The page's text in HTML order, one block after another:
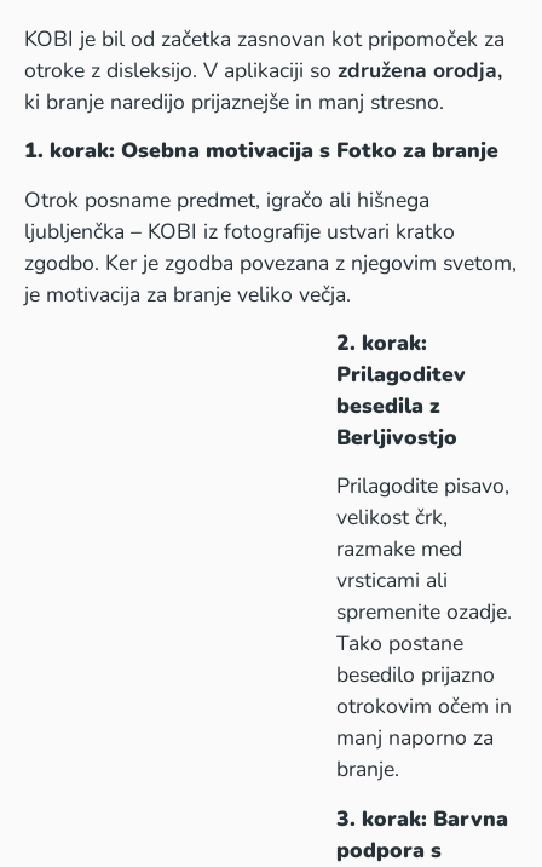
KOBI je bil od začetka zasnovan kot pripomoček za
otroke z disleksijo. V aplikaciji so združena orodja,
ki branje naredijo prijaznejše in manj stresno.
1. korak: Osebna motivacija s Fotko za branje
Otrok posname predmet, igračo ali hišnega
ljubljenčka – KOBI iz fotografije ustvari kratko
zgodbo. Ker je zgodba povezana z njegovim svetom,
je motivacija za branje veliko večja.
2. korak:
Prilagoditev
besedila z
Berljivostjo
Prilagodite pisavo,
velikost črk,
razmake med
vrsticami ali
spremenite ozadje.
Tako postane
besedilo prijazno
otrokovim očem in
manj naporno za
branje.
3. korak: Barvna
podpora s